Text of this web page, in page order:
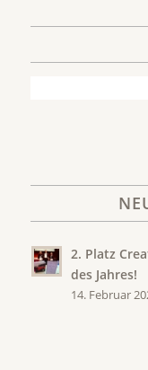
2. Platz
des Jahres!
14. Februar